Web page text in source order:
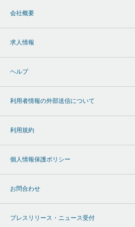
会社概要
求人情報
ヘルプ
利用者情報の外部送信について
利用規約
個人情報保護ポリシー
お問合わせ
プレスリリース・ニュース受付